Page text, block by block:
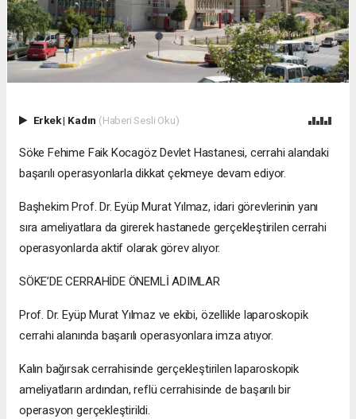
Erkek| Kadın (Haberi Sesli Oku)
Söke Fehime Faik Kocagöz Devlet Hastanesi, cerrahi alandaki
başarılı operasyonlarla dikkat çekmeye devam ediyor.
Başhekim Prof. Dr. Eyüp Murat Yılmaz, idari görevlerinin yanı
sıra ameliyatlara da girerek hastanede gerçekleştirilen cerrahi
operasyonlarda aktif olarak görev alıyor.
SÖKE’DE CERRAHİDE ÖNEMLİ ADIMLAR
Prof. Dr. Eyüp Murat Yılmaz ve ekibi, özellikle laparoskopik
cerrahi alanında başarılı operasyonlara imza atıyor.
Kalın bağırsak cerrahisinde gerçekleştirilen laparoskopik
ameliyatların ardından, reflü cerrahisinde de başarılı bir
operasyon gerçekleştirildi.